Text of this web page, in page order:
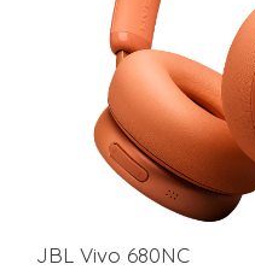
JBL Vivo 680NC